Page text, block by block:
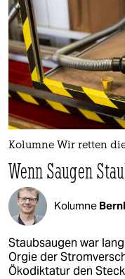
shop
fragen & hilfe
unterstützen
abo
genossenschaft
Kolumne Wir retten
Wenn Saugen
Kolumne
Staubsaugen war
Orgie der
Ökodiktatur den